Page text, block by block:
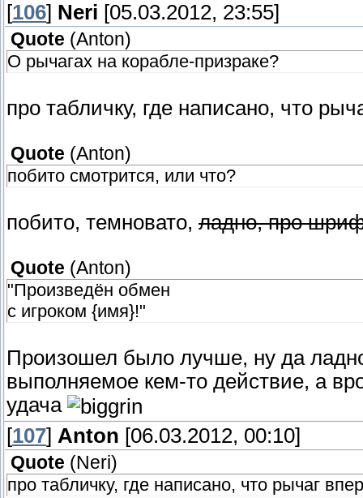
[106] Neri [05.03.2012, 23:55]
Quote (Anton)
О рычагах на корабле-призраке?
про табличку, где написано, что
Quote (Anton)
побито смотрится, или что?
побито, темновато, ладно, про
Quote (Anton)
"Произведён обмен
с игроком {имя}!"
Произошел было лучше, ну да
выполняемое кем-то действие, а
удача
[107] Anton [06.03.2012, 00:10]
Quote (Neri)
про табличку, где написано, что рычаг